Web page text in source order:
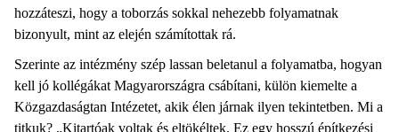
hozzáteszi, hogy a toborzás sokkal nehezebb folyamatnak
bizonyult, mint az elején számítottak rá.
Szerinte az intézmény szép lassan beletanul a folyamatba, hogyan
kell jó kollégákat Magyarországra csábítani, külön kiemelte a
Közgazdaságtan Intézetet, akik élen járnak ilyen tekintetben. Mi a
titkuk? „Kitartóak voltak és eltökéltek. Ez egy hosszú építkezési